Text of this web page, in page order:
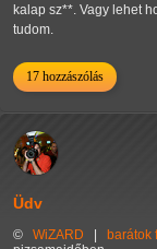
kalap sz**. Vagy lehet
tudom.
17 hozzászólás
Üdv
© WiZARD barátok